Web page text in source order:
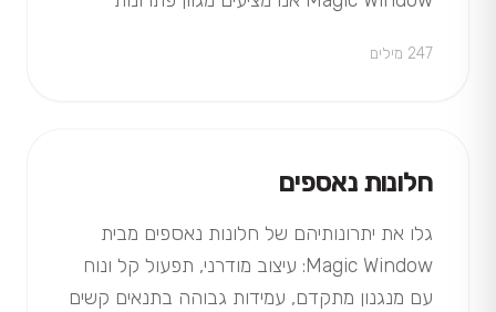
247 מילים
חלונות נאספים
גלו את יתרונותיהם של חלונות נאספים מבית
Magic Window: עיצוב מודרני, תפעול קל ונוח
עם מנגנון מתקדם, עמידות גבוהה בתנאים קשים